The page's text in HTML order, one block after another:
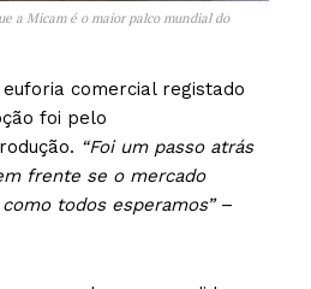
a Micam é o maior palco mundial do
comercial registado
foi pelo
“Foi um passo atrás
frente se o mercado
todos esperamos”–